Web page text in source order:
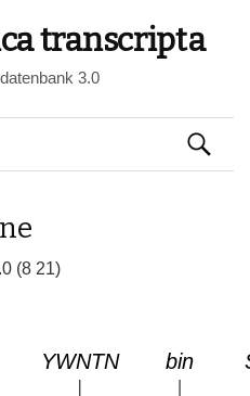
transcripta
3.0
Suchen
nach:
(8 21)